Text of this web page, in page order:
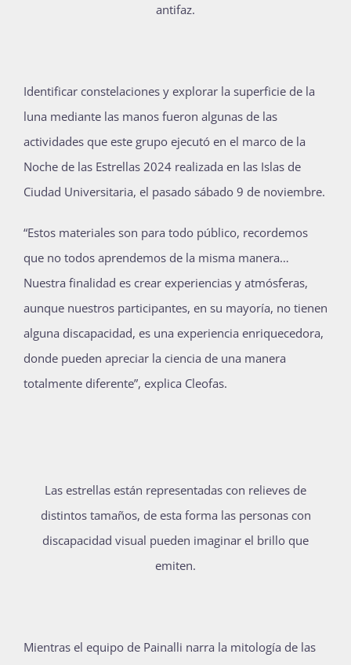
antifaz.
Identificar constelaciones y explorar la superficie de la
luna mediante las manos fueron algunas de las
actividades que este grupo ejecutó en el marco de la
Noche de las Estrellas 2024 realizada en las Islas de
Ciudad Universitaria, el pasado sábado 9 de noviembre.
“Estos materiales son para todo público, recordemos
que no todos aprendemos de la misma manera…
Nuestra finalidad es crear experiencias y atmósferas,
aunque nuestros participantes, en su mayoría, no tienen
alguna discapacidad, es una experiencia enriquecedora,
donde pueden apreciar la ciencia de una manera
totalmente diferente”, explica Cleofas.
Las estrellas están representadas con relieves de
distintos tamaños, de esta forma las personas con
discapacidad visual pueden imaginar el brillo que
emiten.
Mientras el equipo de Painalli narra la mitología de las